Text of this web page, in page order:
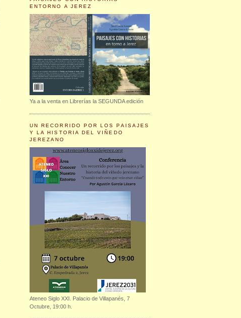
ENTORNO A JEREZ
Ya a la venta en Librerías la SEGUNDA edición
UN RECORRIDO POR LOS PAISAJES
Y LA HISTORIA DEL VIÑEDO
JEREZANO
Ateneo Siglo XXI. Palacio de Villapanés, 7
Octubre, 19:00 h.